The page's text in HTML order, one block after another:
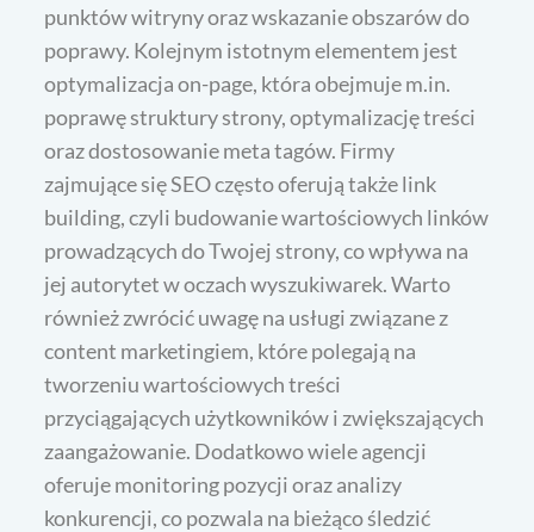
punktów witryny oraz wskazanie obszarów do
poprawy. Kolejnym istotnym elementem jest
optymalizacja on-page, która obejmuje m.in.
poprawę struktury strony, optymalizację treści
oraz dostosowanie meta tagów. Firmy
zajmujące się SEO często oferują także link
building, czyli budowanie wartościowych linków
prowadzących do Twojej strony, co wpływa na
jej autorytet w oczach wyszukiwarek. Warto
również zwrócić uwagę na usługi związane z
content marketingiem, które polegają na
tworzeniu wartościowych treści
przyciągających użytkowników i zwiększających
zaangażowanie. Dodatkowo wiele agencji
oferuje monitoring pozycji oraz analizy
konkurencji, co pozwala na bieżąco śledzić